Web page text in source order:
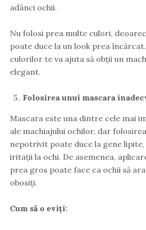
adânci ochii.
Nu folosi prea multe culori,
poate duce la un look prea
culorilor te va ajuta să obții un
elegant.
Folosirea unui mascara
Mascara este una dintre cele mai
ale machiajului ochilor, dar
nepotrivit poate duce la gene
iritații la ochi. De asemenea,
prea gros poate face ca ochii să
obosiți.
Cum să o eviți: